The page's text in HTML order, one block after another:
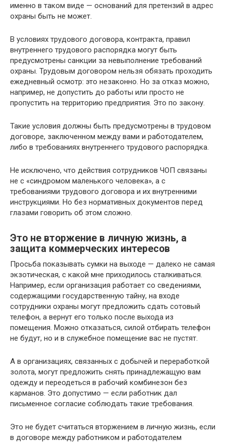
именно в таком виде — оснований для претензий в адрес
охраны быть не может.
В условиях трудового договора, контракта, правил
внутреннего трудового распорядка могут быть
предусмотрены санкции за невыполнение требований
охраны. Трудовым договором нельзя обязать проходить
ежедневный осмотр: это незаконно. Но за отказ можно,
например, не допустить до работы или просто не
пропустить на территорию предприятия. Это по закону.
Такие условия должны быть предусмотрены в трудовом
договоре, заключенном между вами и работодателем,
либо в требованиях внутреннего трудового распорядка.
Не исключено, что действия сотрудников ЧОП связаны
не с «синдромом маленького человека», а с
требованиями трудового договора и их внутренними
инструкциями. Но без нормативных документов перед
глазами говорить об этом сложно.
Это не вторжение в личную жизнь, а
защита коммерческих интересов
Просьба показывать сумки на выходе — далеко не самая
экзотическая, с какой мне приходилось сталкиваться.
Например, если организация работает со сведениями,
содержащими государственную тайну, на входе
сотрудники охраны могут предложить сдать сотовый
телефон, а вернут его только после выхода из
помещения. Можно отказаться, силой отбирать телефон
не будут, но и в служебное помещение вас не пустят.
А в организациях, связанных с добычей и переработкой
золота, могут предложить снять принадлежащую вам
одежду и переодеться в рабочий комбинезон без
карманов. Это допустимо — если работник дал
письменное согласие соблюдать такие требования.
Это не будет считаться вторжением в личную жизнь, если
в договоре между работником и работодателем